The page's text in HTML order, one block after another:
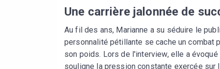
Une carrière jalonnée de
Au fil des ans, Marianne a su séduire le
personnalité pétillante se cache un combat
son poids. Lors de l'interview, elle a
souligne la pression constante exercée